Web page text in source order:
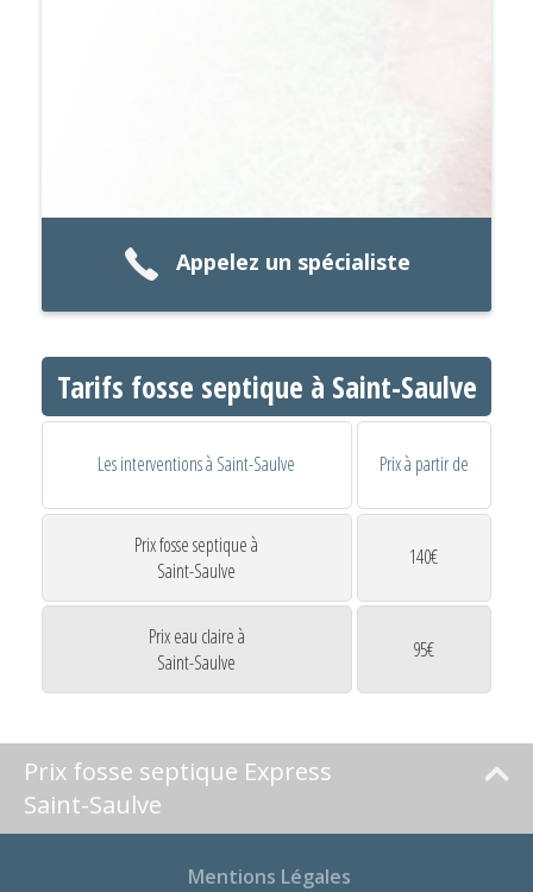
Appelez un spécialiste
Tarifs fosse septique à Saint-Saulve
Les interventions à Saint-Saulve Prix à partir de
Prix fosse septique à
Saint-Saulve
140€
Prix eau claire à
Saint-Saulve
95€
Prix fosse septique Express
Saint-Saulve
Mentions Légales